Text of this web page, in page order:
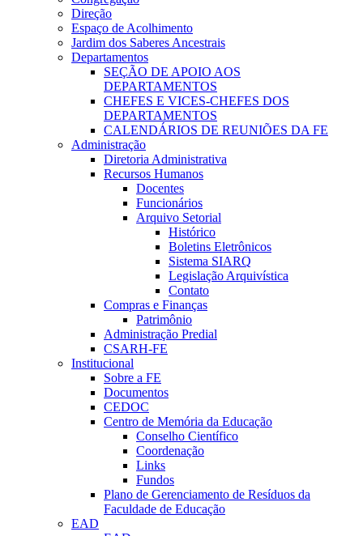
Direção
Espaço de Acolhimento
Jardim dos Saberes Ancestrais
Departamentos
SEÇÃO DE APOIO AOS
DEPARTAMENTOS
CHEFES E VICES-CHEFES DOS
DEPARTAMENTOS
CALENDÁRIOS DE REUNIÕES DA FE
Administração
Diretoria Administrativa
Recursos Humanos
Docentes
Funcionários
Arquivo Setorial
Histórico
Boletins Eletrônicos
Sistema SIARQ
Legislação Arquivística
Contato
Compras e Finanças
Patrimônio
Administração Predial
CSARH-FE
Institucional
Sobre a FE
Documentos
CEDOC
Centro de Memória da Educação
Conselho Científico
Coordenação
Links
Fundos
Plano de Gerenciamento de Resíduos da
Faculdade de Educação
EAD